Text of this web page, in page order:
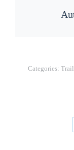
Categories: